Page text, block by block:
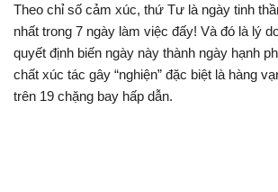
Theo chỉ số cảm xúc, thứ Tư là ngày tinh
nhất trong 7 ngày làm việc đấy! Và đó là lý
quyết định biến ngày này thành ngày hạnh
chất xúc tác gây “nghiện” đặc biệt là hàng
trên 19 chặng bay hấp dẫn.